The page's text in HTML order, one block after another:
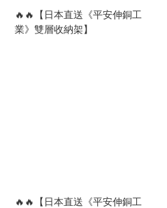
🔥🔥【日本直送《平安伸銅工
業》雙層收納架】
🔥🔥【日本直送《平安伸銅工